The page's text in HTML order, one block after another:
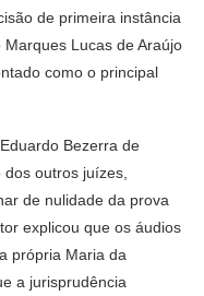
de primeira instância
Lucas de Araújo
como o principal
Bezerra de
outros juízes,
de nulidade da prova
explicou que os áudios
própria Maria da
a jurisprudência